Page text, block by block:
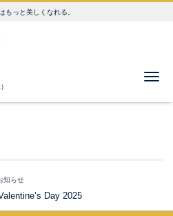
もっと美しくなれる。
知らせ
Day 2025